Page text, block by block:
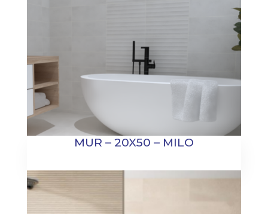
MUR – 20X50 – MILO